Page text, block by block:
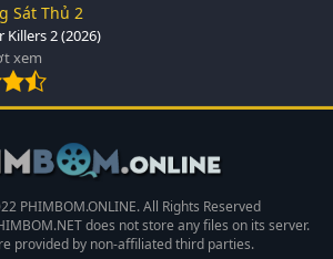
Sát Thủ 2
Killers 2 (2026)
xem
PHIMBOM.ONLINE. All Rights Reserved
does not store any files on its server.
provided by non-affiliated third parties.